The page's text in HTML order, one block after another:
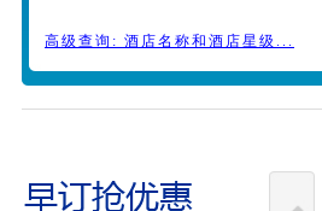
高级查询: 酒店名称和酒店星级...